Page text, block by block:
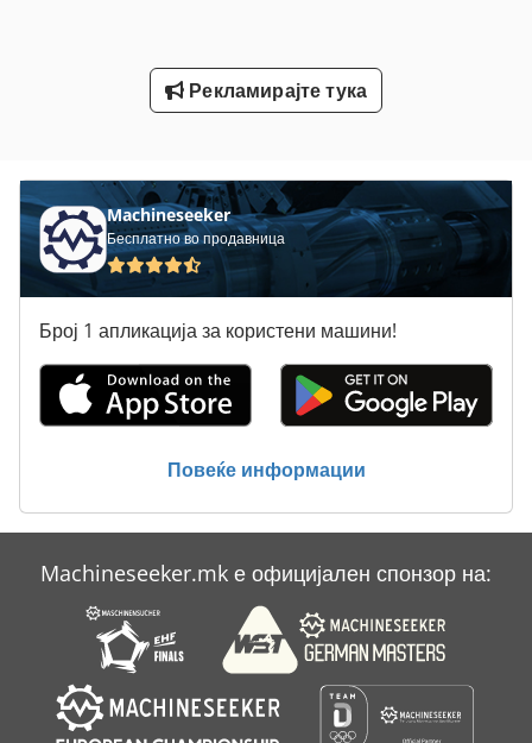
Лим-Свиткување Машини
Тркалање Со Депонија 7 5 T
Рекламирајте тука
Machineseeker
Бесплатно во продавница
Број 1 апликација за користени машини!
Повеќе информации
Machineseeker.mk е официјален спонзор на: